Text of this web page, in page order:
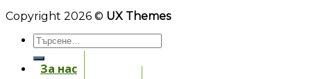
Copyright 2026 © UX Themes
За нас